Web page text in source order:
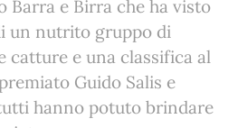
Barra e Birra che ha visto
un nutrito gruppo di
catture e una classifica al
Guido Salis e
hanno potuto brindare